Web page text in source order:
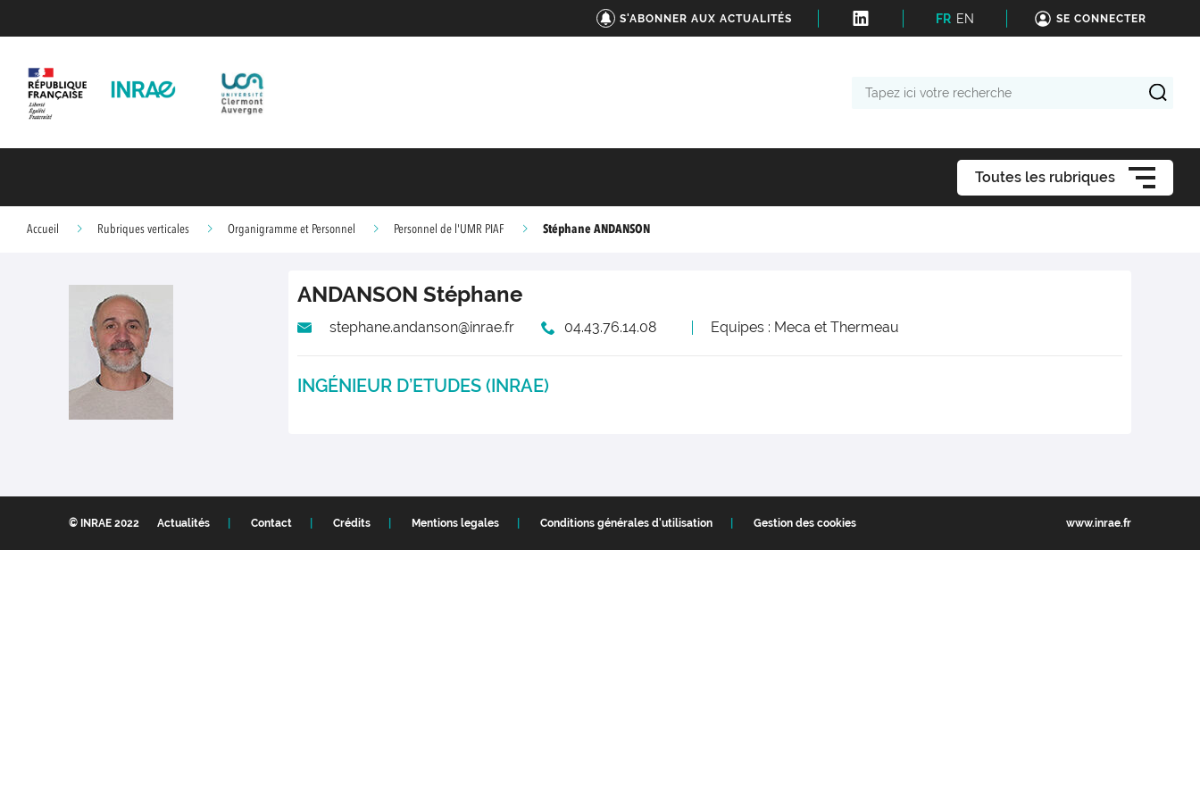
S'ABONNER AUX ACTUALITÉS FR EN SE CONNECTER
Toutes les rubriques
Accueil Rubriques verticales Organigramme et Personnel Personnel de l'UMR PIAF Stéphane ANDANSON
ANDANSON Stéphane
stephane.andanson@inrae.fr 04.43.76.14.08 Equipes : Meca et Thermeau
INGÉNIEUR D’ETUDES (INRAE)
© INRAE 2022 Actualités Contact Crédits Mentions legales Conditions générales d'utilisation Gestion des cookies www.inrae.fr